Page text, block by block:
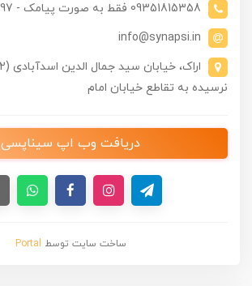
09351815358 فقط به صورت پیامک - 08632241297
info@synapsi.in
نرسیده به تقاطع خیابان امام
دریافت وب اپ سیناپسی
ساخت سایت توسط Portal